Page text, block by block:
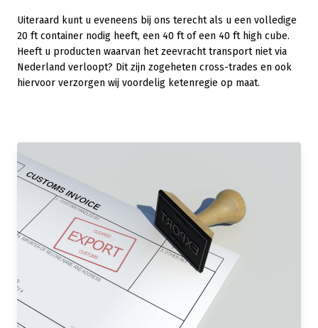
Uiteraard kunt u eveneens bij ons terecht als u een volledige
20 ft container nodig heeft, een 40 ft of een 40 ft high cube.
Heeft u producten waarvan het zeevracht transport niet via
Nederland verloopt? Dit zijn zogeheten cross-trades en ook
hiervoor verzorgen wij voordelig ketenregie op maat.